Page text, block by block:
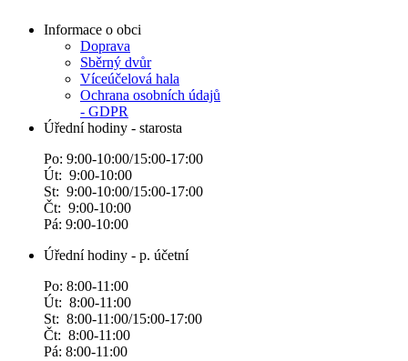
Informace o obci
Doprava
Sběrný dvůr
Víceúčelová hala
Ochrana osobních údajů
- GDPR
Úřední hodiny - starosta
Po: 9:00-10:00/15:00-17:00
Út: 9:00-10:00
St: 9:00-10:00/15:00-17:00
Čt: 9:00-10:00
Pá: 9:00-10:00
Úřední hodiny - p. účetní
Po: 8:00-11:00
Út: 8:00-11:00
St: 8:00-11:00/15:00-17:00
Čt: 8:00-11:00
Pá: 8:00-11:00